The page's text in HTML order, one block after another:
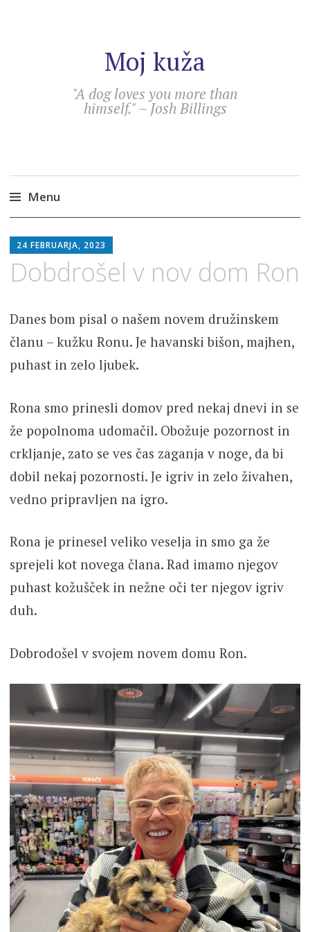
Moj kuža
"A dog loves you more than
himself." – Josh Billings
Menu
to
content
24 FEBRUARJA, 2023
Dobdrošel v nov dom Ron
Danes bom pisal o našem novem družinskem
članu – kužku Ronu. Je havanski bišon, majhen,
puhast in zelo ljubek.
Rona smo prinesli domov pred nekaj dnevi in se
že popolnoma udomačil. Obožuje pozornost in
crkljanje, zato se ves čas zaganja v noge, da bi
dobil nekaj pozornosti. Je igriv in zelo živahen,
vedno pripravljen na igro.
Rona je prinesel veliko veselja in smo ga že
sprejeli kot novega člana. Rad imamo njegov
puhast kožušček in nežne oči ter njegov igriv
duh.
Dobrodošel v svojem novem domu Ron.